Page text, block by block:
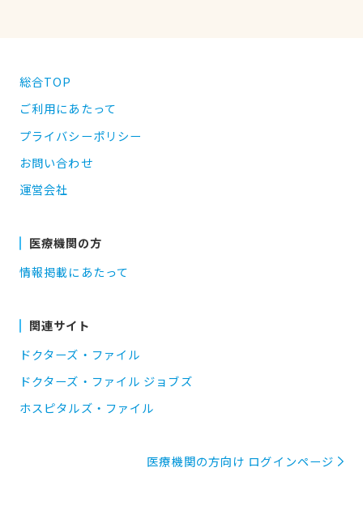
総合TOP
ご利用にあたって
プライバシーポリシー
お問い合わせ
運営会社
医療機関の方
情報掲載にあたって
関連サイト
ドクターズ・ファイル
ドクターズ・ファイル ジョブズ
ホスピタルズ・ファイル
医療機関の方向け ログインページ